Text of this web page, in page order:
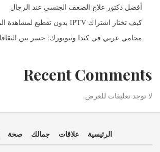
أفضل دكتور علاج الضعف الجنسي عند الرجال
كيف تختار اشتراك IPTV بدون تقطيع لمشاهدة المباريات بثبات عالي؟
محامي عربي في كندا ونيويورك: جسر بين
Recent Comments
لا توجد تعليقات للعرض.
الرئيسية علاقات جمالك صحة